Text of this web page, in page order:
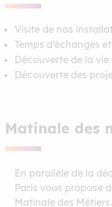
Visite de nos
Temps d’échanges
Découverte de la
Découverte des
Matinale des
En parallèle de la
Paris vous propose
Matinale des